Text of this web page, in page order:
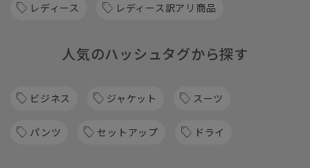
レディース レディース訳アリ商品
人気のハッシュタグから探す
ビジネス ジャケット スーツ
パンツ セットアップ ドライ